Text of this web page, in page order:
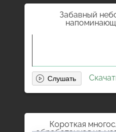
Забавный
Короткая